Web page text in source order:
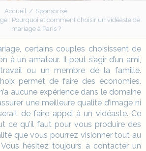
Accueil
Sponsorisé
: Pourquoi et comment choisir un vidéaste de
mariage à Paris ?
certains couples choisissent de
à un amateur. Il peut s’agir d’un ami,
ou un membre de la famille.
permet de faire des économies.
aucune expérience dans le domaine
une meilleure qualité d’image ni
de faire appel à un vidéaste. Ce
ce qu’il faut pour vous produire des
que vous pourrez visionner tout au
hésitez toujours à contacter un